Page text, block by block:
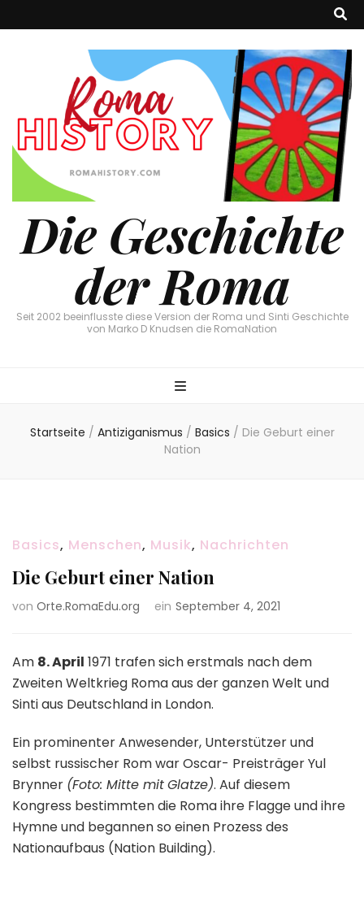
Die Geschichte
der Roma
Seit 2002 beeinflusste diese Version der Roma und Sinti Geschichte
von Marko D Knudsen die RomaNation
Startseite / Antiziganismus / Basics / Die Geburt einer
Nation
Basics, Menschen, Musik, Nachrichten
Die Geburt einer Nation
von Orte.RomaEdu.org ein September 4, 2021
Am 8. April 1971 trafen sich erstmals nach dem
Zweiten Weltkrieg Roma aus der ganzen Welt und
Sinti aus Deutschland in London.
Ein prominenter Anwesender, Unterstützer und
selbst russischer Rom war Oscar- Preisträger Yul
Brynner (Foto: Mitte mitGlatze). Auf diesem
Kongress bestimmten die Roma ihre Flagge und ihre
Hymne und begannen so einen Prozess des
Nationaufbaus (Nation Building).